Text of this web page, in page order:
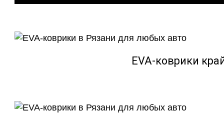
EVA-коврики